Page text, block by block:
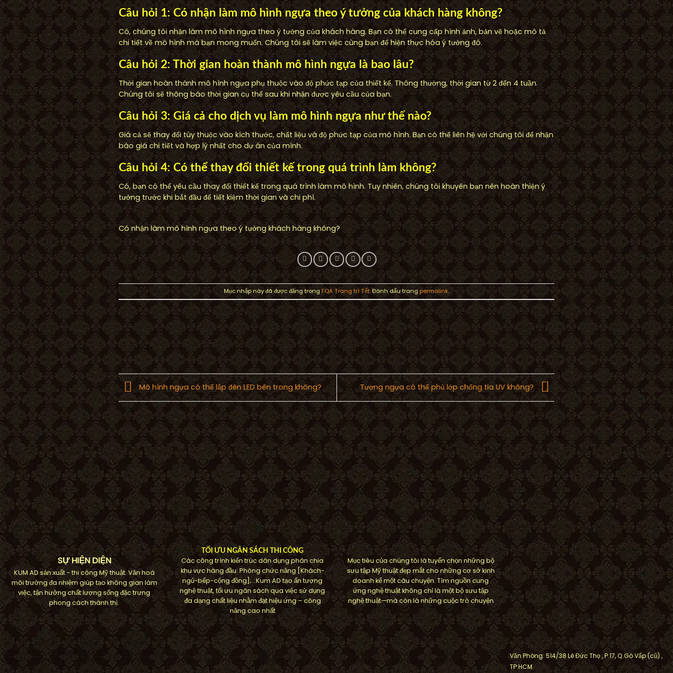
Câu hỏi 1: Có nhận làm mô hình ngựa theo ý tưởng của khách hàng không?
Có, chúng tôi nhận làm mô hình ngựa theo ý tưởng của khách hàng. Bạn có thể cung cấp hình ảnh, bản vẽ hoặc mô tả
chi tiết về mô hình mà bạn mong muốn. Chúng tôi sẽ làm việc cùng bạn để hiện thực hóa ý tưởng đó.
Câu hỏi 2: Thời gian hoàn thành mô hình ngựa là bao lâu?
Thời gian hoàn thành mô hình ngựa phụ thuộc vào độ phức tạp của thiết kế. Thông thường, thời gian từ 2 đến 4 tuần.
Chúng tôi sẽ thông báo thời gian cụ thể sau khi nhận được yêu cầu của bạn.
Câu hỏi 3: Giá cả cho dịch vụ làm mô hình ngựa như thế nào?
Giá cả sẽ thay đổi tùy thuộc vào kích thước, chất liệu và độ phức tạp của mô hình. Bạn có thể liên hệ với chúng tôi để nhận
báo giá chi tiết và hợp lý nhất cho dự án của mình.
Câu hỏi 4: Có thể thay đổi thiết kế trong quá trình làm không?
Có, bạn có thể yêu cầu thay đổi thiết kế trong quá trình làm mô hình. Tuy nhiên, chúng tôi khuyên bạn nên hoàn thiện ý
tưởng trước khi bắt đầu để tiết kiệm thời gian và chi phí.
Có nhận làm mô hình ngựa theo ý tưởng khách hàng không?
Mục nhập này đã được đăng trongFQA Trang trí Tết. Đánh dấu trangpermalink.
Mô hình ngựa có thể lắp đèn LED bên trong không? Tượng ngựa có thể phủ lớp chống tia UV không?
SỰ HIỆN DIỆN
KUM AD sản xuất - thi công Mỹ thuật. Văn hoá
môi trường đa nhiệm giúp tạo không gian làm
việc, tận hưởng chất lượng sống đặc trưng
phong cách thành thị.
TỐI ƯU NGÂN SÁCH THI CÔNG
Các công trình kiến ​​trúc dân dụng phân chia
khu vực hàng đầu: Phòng chức năng [Khách-
ngủ-bếp-cộng đồng];…Kum AD tạo ấn tượng
nghệ thuật, tối ưu ngân sách qua việc sử dụng
đa dạng chất liệu nhằm đạt hiệu ứng – công
năng cao nhất
Mục tiêu của chúng tôi là tuyển chọn những bộ
sưu tập Mỹ thuật đẹp mắt cho những cơ sở kinh
doanh kể một câu chuyện. Tìm nguồn cung
ứng nghệ thuật không chỉ là một bộ sưu tập
nghệ thuật—mà còn là những cuộc trò chuyện
Văn Phòng: 514/38 Lê Đức Thọ , P.17, Q.Gò Vấp (cũ) ,
TP.HCM.